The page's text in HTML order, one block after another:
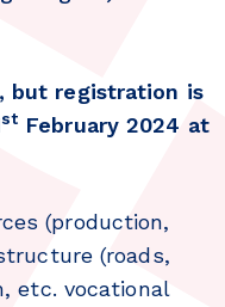
but registration is
st February 2024 at
(production,
(roads,
etc. vocational